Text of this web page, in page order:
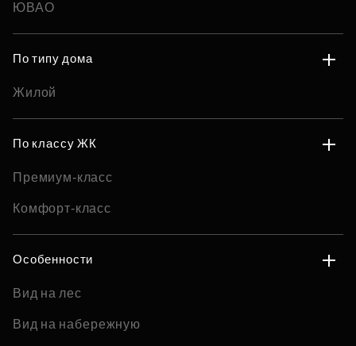
ЮВАО
По типу дома
Жилой
По классу ЖК
Премиум-класс
Комфорт-класс
Особенности
Вид на лес
Вид на набережную